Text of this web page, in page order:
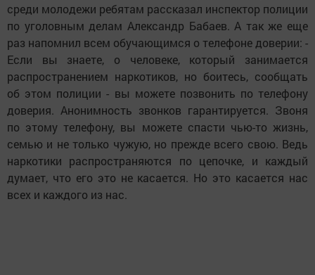
среди молодежи ребятам рассказал инспектор полиции
по уголовным делам Александр Бабаев. А так же еще
раз напомнил всем обучающимся о телефоне доверии: -
Если вы знаете, о человеке, который занимается
распространением наркотиков, но боитесь, сообщать
об этом полиции - вы можете позвонить по телефону
доверия. Анонимность звонков гарантируется. Звоня
по этому телефону, вы можете спасти чью-то жизнь,
семью и не только чужую, но прежде всего свою. Ведь
наркотики распространяются по цепочке, и каждый
думает, что его это не касается. Но это касается нас
всех и каждого из нас.